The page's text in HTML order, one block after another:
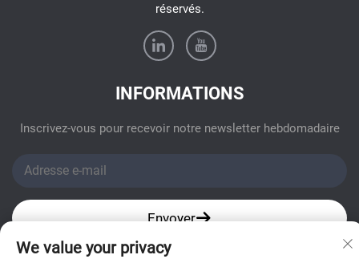
réservés.
INFORMATIONS
Inscrivez-vous pour recevoir notre newsletter hebdomadaire
Envoyer
We value your privacy